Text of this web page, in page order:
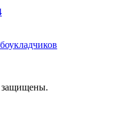
защищены.